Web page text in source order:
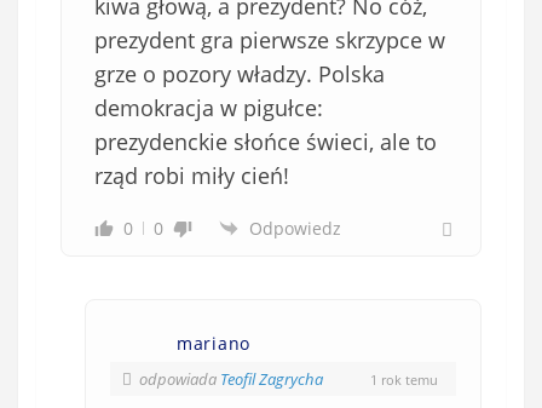
kiwa głową, a prezydent? No cóż,
prezydent gra pierwsze skrzypce w
grze o pozory władzy. Polska
demokracja w pigułce:
prezydenckie słońce świeci, ale to
rząd robi miły cień!
0 0 Odpowiedz
mariano
odpowiada Teofil Zagrycha 1 rok temu